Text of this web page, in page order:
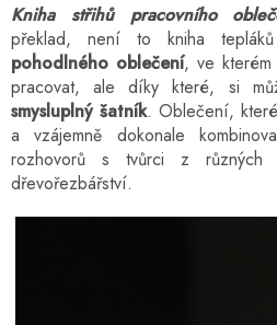
Kniha střihů pracovního
překlad, není to kniha
pohodlného oblečení, ve
pracovat, ale díky které, si
smysluplný šatník. Oblečení,
a vzájemně dokonale
rozhovorů s tvůrci z
dřevořezbářství.